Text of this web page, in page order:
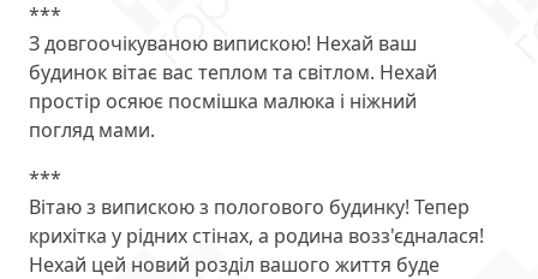
***
З довгоочікуваною випискою! Нехай ваш
будинок вітає вас теплом та світлом. Нехай
простір осяює посмішка малюка і ніжний
погляд мами.
***
Вітаю з випискою з пологового будинку! Тепер
крихітка у рідних стінах, а родина возз'єдналася!
Нехай цей новий розділ вашого життя буде